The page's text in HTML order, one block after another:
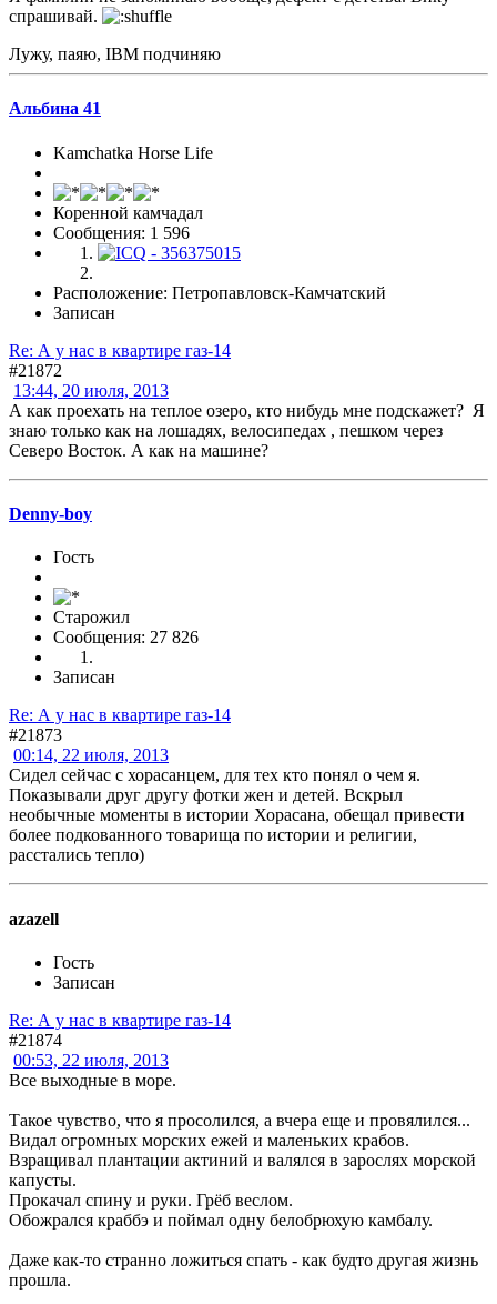
спрашивай.
Лужу, паяю, IBM подчиняю
Альбина 41
Kamchatka Horse Life
Коренной камчадал
Сообщения: 1 596
Расположение: Петропавловск-Камчатский
Записан
Re: А у нас в квартире газ-14
#21872
13:44, 20 июля, 2013
А как проехать на теплое озеро, кто нибудь мне подскажет? Я
знаю только как на лошадях, велосипедах , пешком через
Северо Восток. А как на машине?
Denny-boy
Гость
Старожил
Сообщения: 27 826
Записан
Re: А у нас в квартире газ-14
#21873
00:14, 22 июля, 2013
Сидел сейчас с хорасанцем, для тех кто понял о чем я.
Показывали друг другу фотки жен и детей. Вскрыл
необычные моменты в истории Хорасана, обещал привести
более подкованного товарища по истории и религии,
расстались тепло)
azazell
Гость
Записан
Re: А у нас в квартире газ-14
#21874
00:53, 22 июля, 2013
Все выходные в море.
Такое чувство, что я просолился, а вчера еще и провялился...
Видал огромных морских ежей и маленьких крабов.
Взращивал плантации актиний и валялся в зарослях морской
капусты.
Прокачал спину и руки. Грёб веслом.
Обожрался краббэ и поймал одну белобрюхую камбалу.
Даже как-то странно ложиться спать - как будто другая жизнь
прошла.